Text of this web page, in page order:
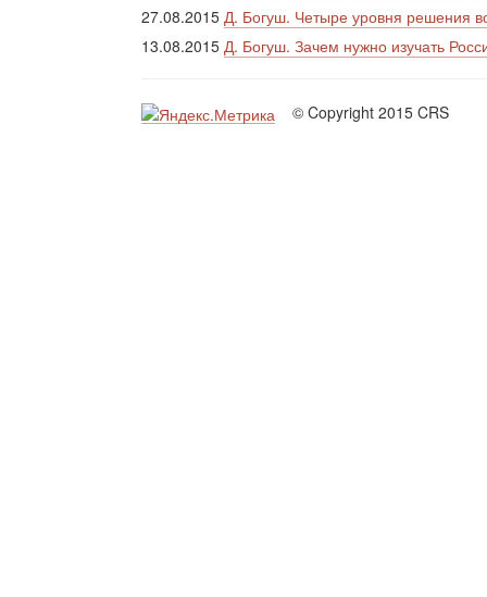
27.08.2015 Д. Богуш. Четыре уровня решения
13.08.2015 Д. Богуш. Зачем нужно изучать
© Copyright 2015 CRS